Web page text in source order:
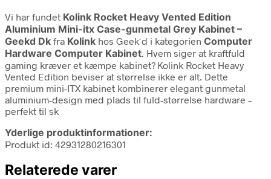
Vi har fundet Kolink Rocket Heavy Vented Edition
Aluminium Mini-itx Case-gunmetal Grey Kabinet –
Geekd Dk fra Kolink hos Geek´d i kategorien Computer
Hardware Computer Kabinet. Hvem siger at kraftfuld
gaming kræver et kæmpe kabinet? Kolink Rocket Heavy
Vented Edition beviser at størrelse ikke er alt. Dette
premium mini-ITX kabinet kombinerer elegant gunmetal
aluminium-design med plads til fuld-størrelse hardware –
perfekt til sk
Yderlige produktinformationer:
Produkt id: 42931280216301
Relaterede varer